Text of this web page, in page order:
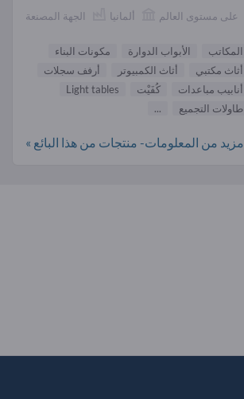
الجهة المصنعة ألمانيا على مستوى العالم
المكاتب الأبواب الدوارة
مكونات البناء
أثاث مكتبي
أثاث الكمبيوتر
أرفف سجلات
أنابيب مباعدات
كُفَيْت‎
Light tables
طاولات التجميع
...
مزيد من المعلومات- منتجات من هذا البائع »